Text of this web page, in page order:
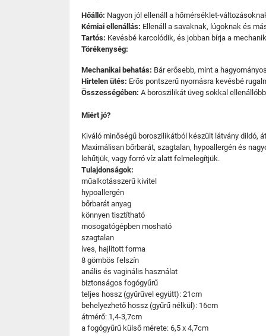
Hőálló: Nagyon jól ellenáll a hőmérséklet-
Kémiai ellenállás: Ellenáll a savaknak, lúgoknak és
Tartós: Kevésbé karcolódik, és jobban bírja a
Törékenység:
Mechanikai behatás: Bár erősebb, mint a
Hirtelen ütés: Erős pontszerű nyomásra kevésbé
Összességében: A boroszilikát üveg sokkal
Miért jó?
Kiváló minőségű boroszilikátból készült látvány dildó,
Maximálisan bőrbarát, szagtalan, hypoallergén és
lehűtjük, vagy forró víz alatt felmelegítjük.
Tulajdonságok:
műalkotásszerű kivitel
hypoallergén
bőrbarát anyag
könnyen tisztítható
mosogatógépben mosható
szagtalan
íves, hajlított forma
8 gömbös felszín
anális és vaginális használat
biztonságos fogógyűrű
teljes hossz (gyűrűvel együtt): 21cm
behelyezhető hossz (gyűrű nélkül): 16cm
átmérő: 1,4-3,7cm
a fogógyűrű külső mérete: 6,5 x 4,7cm